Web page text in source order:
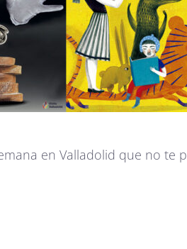
en Valladolid que no te